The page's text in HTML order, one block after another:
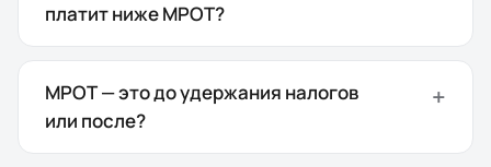
платит ниже МРОТ?
МРОТ — это до удержания налогов
или после?